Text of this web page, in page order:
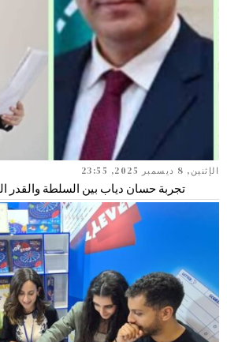
الإثنين, 8 ديسمبر 2025, 23:55
تجربة حسان دياب بين السلطة والقدر